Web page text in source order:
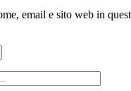
email e sito web in